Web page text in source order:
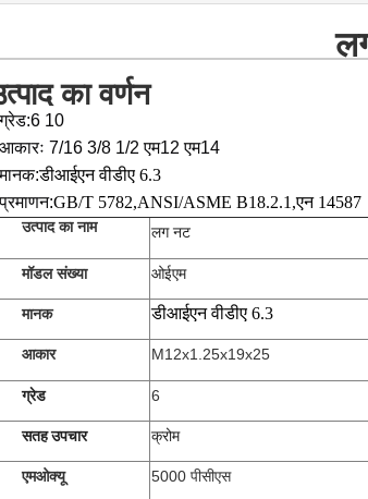
का वर्णन
10
7/16 3/8 1/2 एम12 एम14
डीआईएन वीडीए 6.3
GB/T 5782,ANSI/ASME B18.2.1,एन 14587
उत्पाद का नाम लग नट
मॉडल संख्या ओईएम
मानक डीआईएन वीडीए 6.3
आकार M12x1.25x19x25
ग्रेड 6
सतह उपचार क्रोम
एमओक्यू 5000 पीसीएस